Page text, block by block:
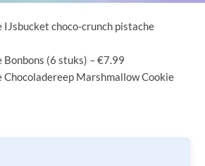
IJsbucket choco-crunch pistache
Bonbons (6 stuks) – €7.99
Chocoladereep Marshmallow Cookie